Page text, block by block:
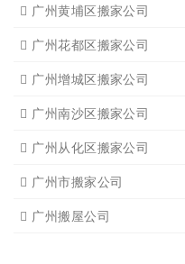
广州黄埔区搬家公司
广州花都区搬家公司
广州增城区搬家公司
广州南沙区搬家公司
广州从化区搬家公司
广州市搬家公司
广州搬屋公司